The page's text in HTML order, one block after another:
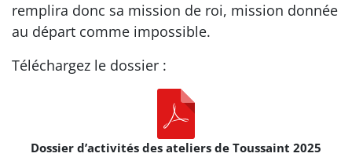
remplira donc sa mission de roi, mission donnée
au départ comme impossible.
Téléchargez le dossier :
Dossier d’activités des ateliers de Toussaint 2025